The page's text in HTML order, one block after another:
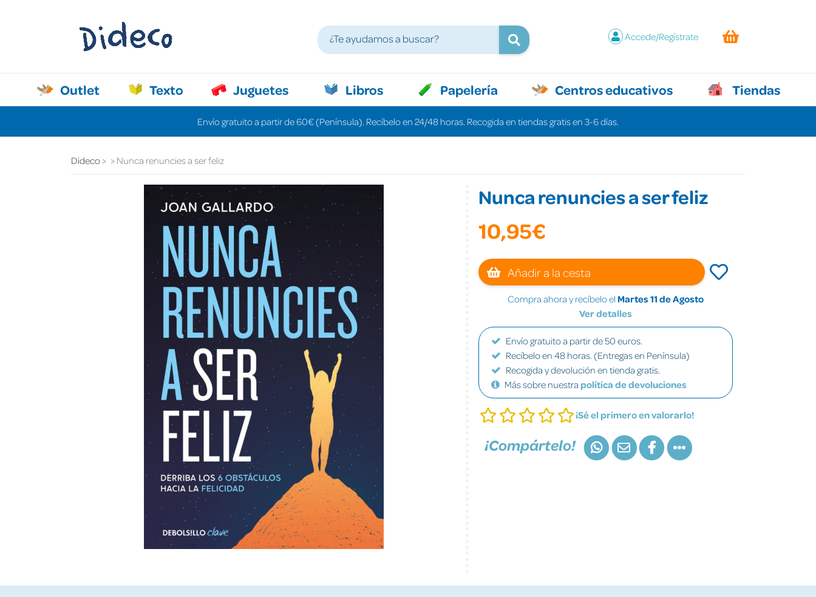
Accede/Regístrate
Outlet Texto Juguetes Libros Papelería Centros educativos Tiendas
Envío gratuito a partir de 60€ (Península). Recíbelo en 24/48 horas. Recogida en tiendas gratis en 3-6 días.
Dideco Nunca renuncies a ser feliz
Nunca renuncies a ser feliz
10,95€
Añadir a la cesta
Compra ahora y recíbelo el Martes 11 de Agosto
Ver detalles
Envío gratuito a partir de 50 euros.
Recíbelo en 48 horas. (Entregas en Península)
Recogida y devolución en tienda gratis.
Más sobre nuestra política de devoluciones
¡Sé el primero en valorarlo!
¡Compártelo!